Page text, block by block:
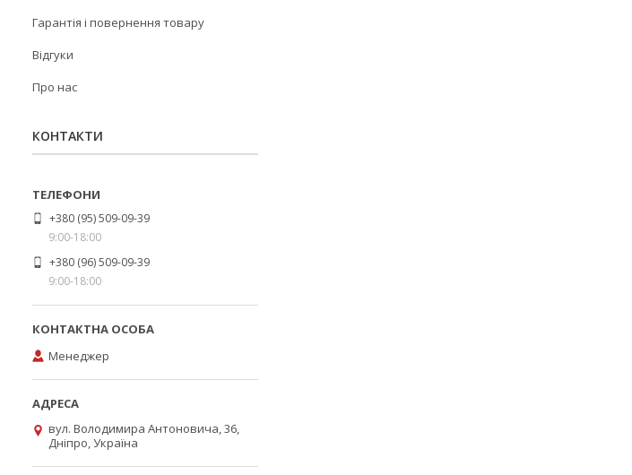
Гарантія і повернення товару
Відгуки
Про нас
КОНТАКТИ
+380 (95) 509-09-39
9:00-18:00
+380 (96) 509-09-39
9:00-18:00
Менеджер
вул. Володимира Антоновича, 36,
Дніпро, Україна